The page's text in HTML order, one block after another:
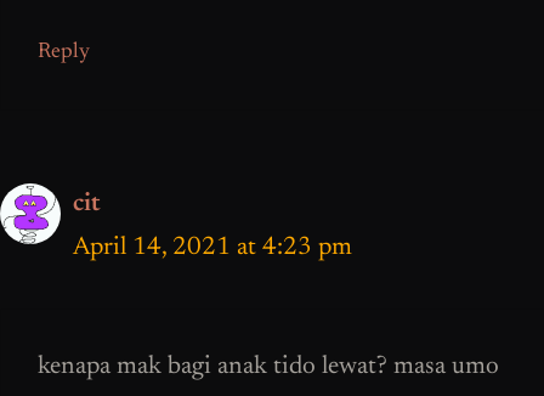
Reply
cit
April 14, 2021 at 4:23 pm
kenapa mak bagi anak tido lewat? masa umo